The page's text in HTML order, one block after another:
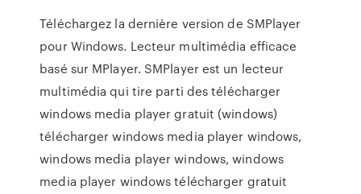
Téléchargez la dernière version de SMPlayer
pour Windows. Lecteur multimédia efficace
basé sur MPlayer. SMPlayer est un lecteur
multimédia qui tire parti des télécharger
windows media player gratuit (windows)
télécharger windows media player windows,
windows media player windows, windows
media player windows télécharger gratuit